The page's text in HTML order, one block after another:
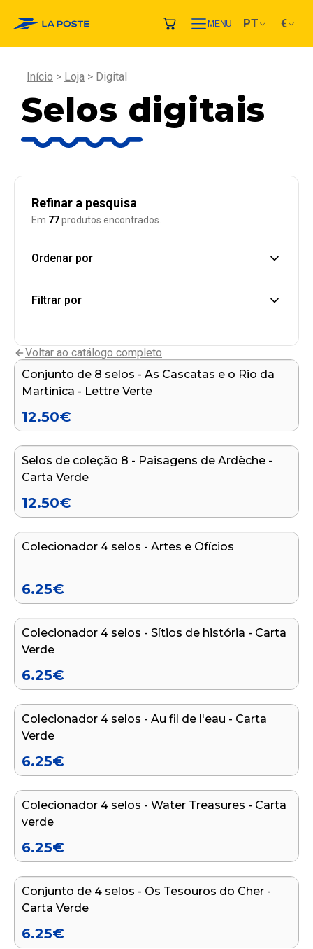
MENU PT €
Início Loja Digital
Selos digitais
Refinar a pesquisa
Em 77produtos encontrados.
Ordenar por
Filtrar por
Voltar ao catálogo completo
NOVO
Conjunto de 8 selos - As Cascatas e o Rio da
Martinica - Lettre Verte
12.50€
NOVO
Selos de coleção 8 - Paisagens de Ardèche -
Carta Verde
12.50€
NOVO
Colecionador 4 selos - Artes e Ofícios
6.25€
NOVO
Colecionador 4 selos - Sítios de história - Carta
Verde
6.25€
NOVO
Colecionador 4 selos - Au fil de l'eau - Carta
Verde
6.25€
NOVO
Colecionador 4 selos - Water Treasures - Carta
verde
6.25€
NOVO
Conjunto de 4 selos - Os Tesouros do Cher -
Carta Verde
6.25€